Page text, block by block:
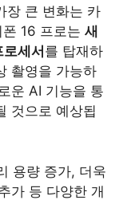
장 큰 변화는 카
16 프로는 새
세서 를 탑재하
촬영을 가능하
운 AI 기능을 통
것으로 예상됩
용량 증가, 더욱
가 등 다양한 개